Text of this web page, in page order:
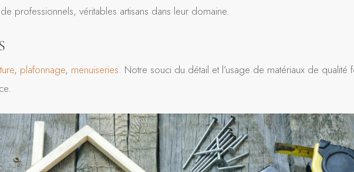
professionnels, véritables artisans dans leur domaine.
, plafonnage, menuiseries. Notre souci du détail et l’usage de matériaux de qualité